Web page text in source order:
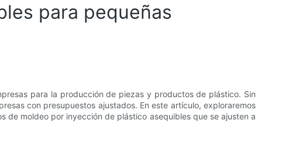
para pequeñas
para la producción de piezas y productos de plástico. Sin
con presupuestos ajustados. En este artículo, exploraremos
de moldeo por inyección de plástico asequibles que se ajusten a